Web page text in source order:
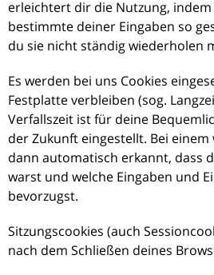
erleichtert dir die Nutzung,
bestimmte deiner Eingaben so
du sie nicht ständig wiederholen
Es werden bei uns Cookies
Festplatte verbleiben (sog.
Verfallszeit ist für deine
der Zukunft eingestellt. Bei
dann automatisch erkannt, dass
warst und welche Eingaben und
bevorzugst.
Sitzungscookies (auch
nach dem Schließen deines